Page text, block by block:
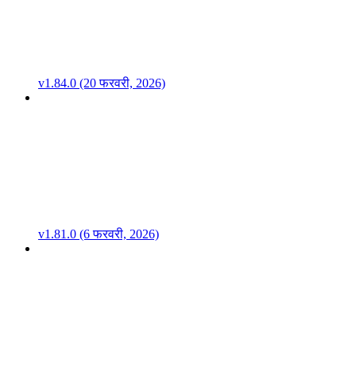
v1.84.0 (20 फरवरी, 2026)
v1.81.0 (6 फरवरी, 2026)